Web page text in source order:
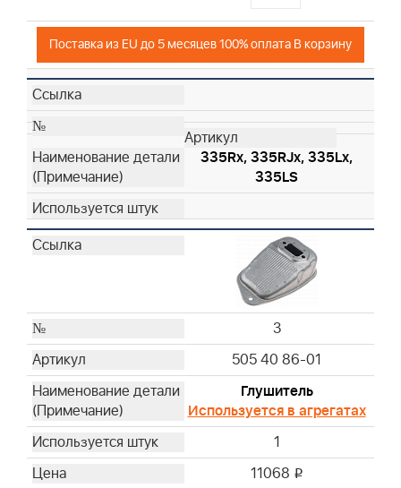
Поставка из EU до 5 месяцев 100% оплата В корзину
335Rx, 335RJx, 335Lx,
335LS
3
505 40 86-01
Глушитель
Используется в агрегатах
1
11068 i